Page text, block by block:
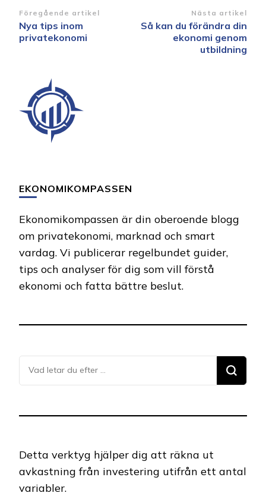
Inläggsnavigering
Föregående artikel
Nya tips inom
privatekonomi
Nästa artikel
Så kan du förändra din
ekonomi genom
utbildning
EKONOMIKOMPASSEN
Ekonomikompassen är din oberoende blogg
om privatekonomi, marknad och smart
vardag. Vi publicerar regelbundet guider,
tips och analyser för dig som vill förstå
ekonomi och fatta bättre beslut.
Letar
du
något?
Detta verktyg hjälper dig att räkna ut
avkastning från investering utifrån ett antal
variabler.